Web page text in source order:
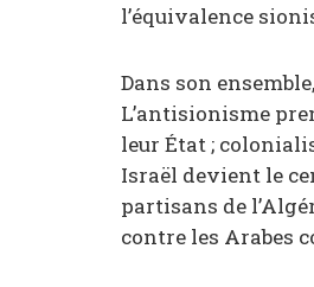
l’équivalence
Dans son
L’antisionisme
leur État ;
Israël devient le
partisans de
contre les Arabes